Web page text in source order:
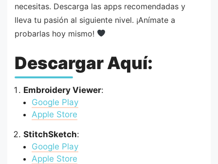
necesitas. Descarga las apps recomendadas y
lleva tu pasión al siguiente nivel. ¡Anímate a
probarlas hoy mismo!
Descargar Aquí:
Embroidery Viewer:
Google Play
Apple Store
StitchSketch:
Google Play
Apple Store